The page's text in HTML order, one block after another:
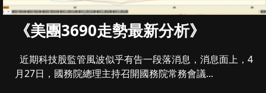
《美團3690走勢最新分析》
月27日，國務院總理主持召開國務院常務會議...